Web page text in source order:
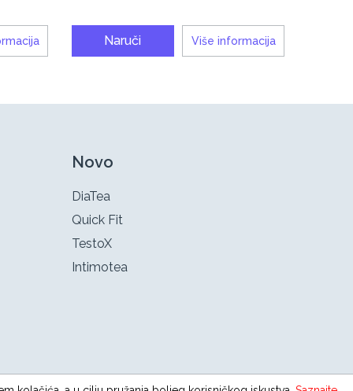
Naruči Više informacija
Novo
DiaTea
Quick Fit
TestoX
Intimotea